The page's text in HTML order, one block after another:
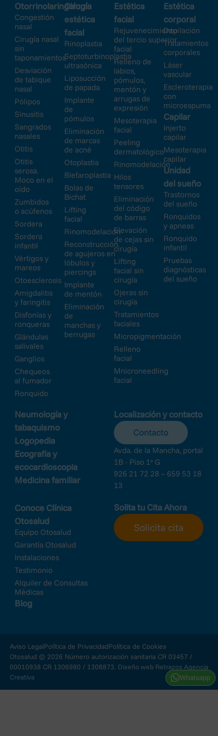
Otorrinolaringología
Congestión
nasal
Cirugía nasal
sin
taponamientos
Desviación
de tabique
nasal
Pólipos
Sinusitis
Sangrados
nasales
Otitis
Otitis
serosa.
Moco en el
oído
Zumbidos
o acúfenos
Sordera
Sordera
infantil
Vértigos y
mareos
Otoesclerosis
Amigdalitis
y faringitis
Disfonías y
ronqueras
Glándulas
salivales
Ganglios
Chequeos
al fumador
Ronquido
Cirugía
estética
facial
Rinoplastia
Septoturbinoplastia
ultrasónica
Liposucción
de papada
Implante
de
pómulos
Eliminación
de marcas
de acné
Otoplastia
Blefaroplastia
Bolas de
Bichat
Lifting
facial
Rinomodelación
Reconstrucción
de agujeros en
lóbulos y
piercings
Implante
de mentón
Eliminación
de
manchas y
berrugas
Estética
facial
Rejuvenecimiento
del tercio superior
facial
Relleno de
labios,
pómulos,
mentón y
arrugas de
expresión
Mesoterapia
facial
Peeling
dermatológico
Rinomodelación
Hilos
tensores
Eliminación
del código
de barras
Elevación
de cejas sin
cirugía
Lifting
facial sin
cirugía
Ojeras sin
cirugía
Tratamientos
faciales
Micropigmentación
Relleno
facial
Mnicroneedling
facial
Estética
corporal
Depilación
Tratamientos
corporales
Láser
vascular
Escleroterapia
con
microespuma
Capilar
Injerto
capilar
Mesoterapia
capilar
Unidad
del sueño
Trastornos
del sueño
Ronquidos
y apneas
Ronquido
infantil
Pruebas
diagnósticas
del sueño
Neumología y
tabaquismo
Logopedia
Ecografía y
ecocardioscopia
Medicina familiar
Conoce Clínica
Otosalud
Equipo Otosalud
Garantía Otosalud
Instalaciones
Testimonio
Alquiler de Consultas
Médicas
Blog
Localización y contacto
Contacto
Avda. de la Mancha, portal
1B - Piso 1º G
926 21 72 28 – 659 53 18
13
Solita tu Cita Ahora
Solicita cita
Aviso LegalPolítica de PrivacidadPolítica de Cookies
Otosalud © 2026 Número autorización sanitaria CR 03457 /
00010938 CR 1306980 / 1308873. Diseño web Retrazos Agencia
Creativa
Whatsapp